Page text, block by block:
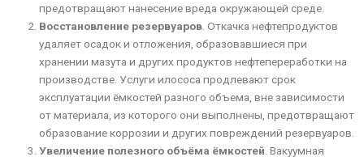
предотвращают нанесение вреда окружающей среде.
Восстановление резервуаров . Откачка нефтепродуктов
удаляет осадок и отложения, образовавшиеся при
хранении мазута и других продуктов нефтепереработки на
производстве. Услуги илососа продлевают срок
эксплуатации ёмкостей разного объема, вне зависимости
от материала, из которого они выполнены, предотвращают
образование коррозии и других повреждений резервуаров.
Увеличение полезного объёма ёмкостей . Вакуумная